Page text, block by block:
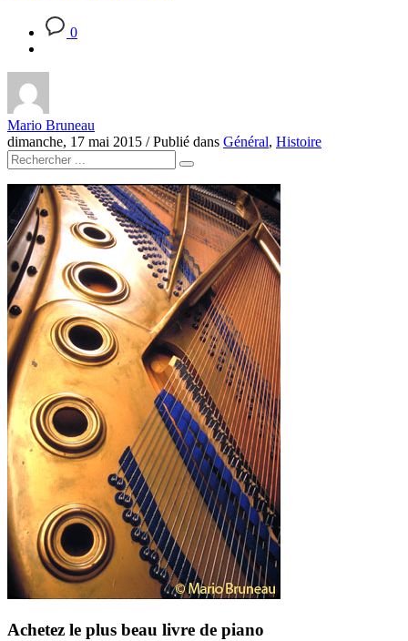
0
Mario Bruneau
dimanche, 17 mai 2015 / Publié dans Général, Histoire
Achetez le plus beau livre de piano